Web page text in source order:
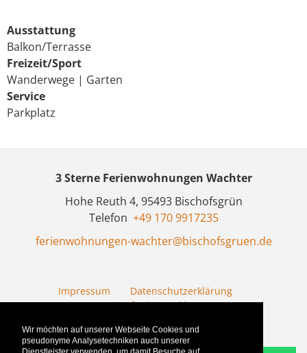
Wir möchten auf unserer Webseite Cookies und
pseudonyme Analysetechniken auch unserer
Ausstattung
Balkon/Terrasse
Freizeit/Sport
Wanderwege | Garten
Service
Parkplatz
3 Sterne Ferienwohnungen Wachter
Hohe Reuth 4, 95493 Bischofsgrün
Telefon +49 170 9917235
ferienwohnungen-wachter@bischofsgruen.de
Impressum
Datenschutzerklärung
Barrierefreiheitserklärung